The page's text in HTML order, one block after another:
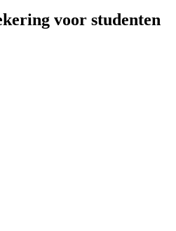
voor studenten